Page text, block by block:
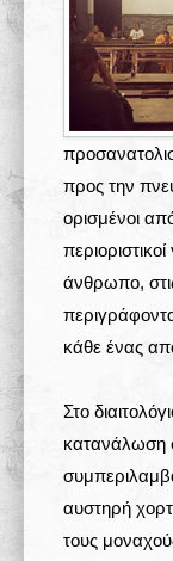
Άρθρα
προς την
ορισμένοι
άνθρωπο,
κάθε ένας
Στο
κατανάλωση
αυστηρή
τους